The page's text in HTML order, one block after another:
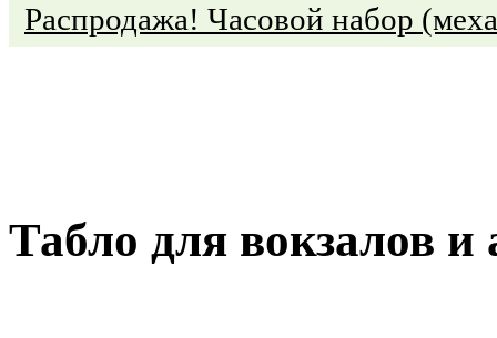
Распродажа! Часовой набор
Табло для вокзалов и